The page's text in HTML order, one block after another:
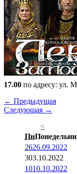
17.00 по адресу: ул.
← Предыдущая
Следующая →
<
Пн
2626.09.2022
303.10.2022
1010.10.2022